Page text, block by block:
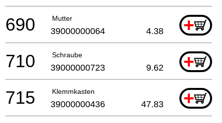
Mutter +
690 39000000064 4.38
Schraube +
710 39000000723 9.62
Klemmkasten +
715 39000000436 47.83